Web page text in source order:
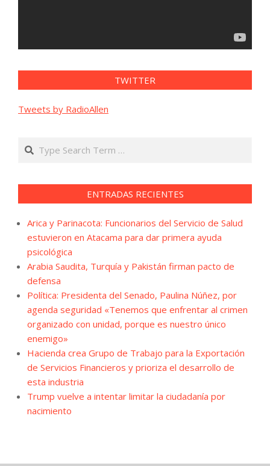
TWITTER
Tweets by RadioAllen
Search
ENTRADAS RECIENTES
Arica y Parinacota: Funcionarios del Servicio de Salud
estuvieron en Atacama para dar primera ayuda
psicológica
Arabia Saudita, Turquía y Pakistán firman pacto de
defensa
Política: Presidenta del Senado, Paulina Núñez, por
agenda seguridad «Tenemos que enfrentar al crimen
organizado con unidad, porque es nuestro único
enemigo»
Hacienda crea Grupo de Trabajo para la Exportación
de Servicios Financieros y prioriza el desarrollo de
esta industria
Trump vuelve a intentar limitar la ciudadanía por
nacimiento